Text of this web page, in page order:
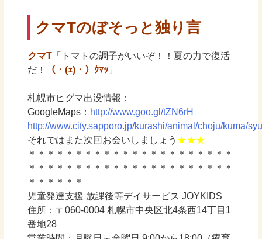
クマTのぼそっと独り言
クマT 「トマトの調子がいいぞ！！夏の力で復活
だ！
（・(ｪ)・）ｸﾏｯ 」
札幌市ヒグマ出没情報：
GoogleMaps： http://www.goo.gl/tZN6rH
http://www.city.sapporo.jp/kurashi/animal/choju/kuma/
それではまた次回お会いしましょう ★★★
＊＊＊＊＊＊＊＊＊＊＊＊＊＊＊＊＊＊＊＊＊＊
＊＊＊＊＊＊＊＊＊＊＊＊＊＊＊＊＊＊＊＊＊＊
＊＊＊＊＊＊
児童発達支援 放課後等デイサービス JOYKIDS
住所：〒060-0004 札幌市中央区北4条西14丁目1
番地28